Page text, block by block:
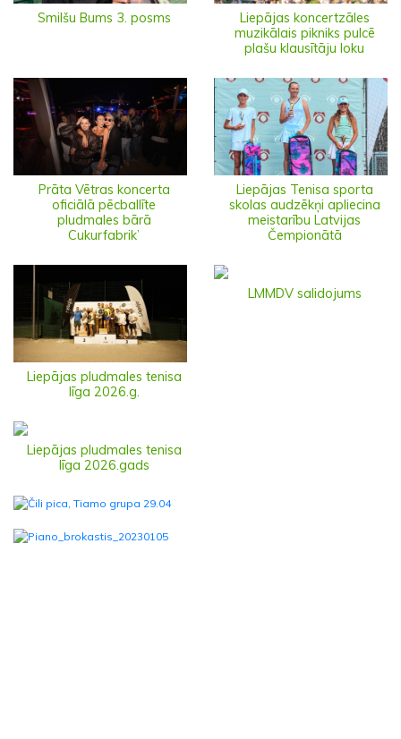
Smilšu Bums 3. posms
Liepājas koncertzāles
muzikālais pikniks pulcē
plašu klausītāju loku
Prāta Vētras koncerta
oficiālā pēcballīte
pludmales bārā
Cukurfabrik’
Liepājas Tenisa sporta
skolas audzēkņi apliecina
meistarību Latvijas
Čempionātā
Liepājas pludmales tenisa
līga 2026.g.
LMMDV salidojums
Liepājas pludmales tenisa
līga 2026.gads